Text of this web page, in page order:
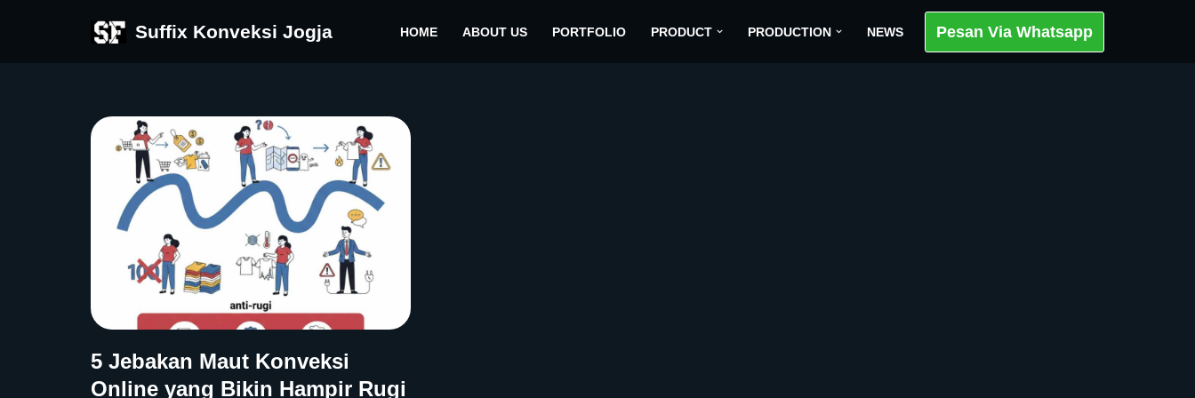
Suffix Konveksi Jogja HOME ABOUT US PORTFOLIO PRODUCT PRODUCTION NEWS Pesan Via Whatsapp
5 Jebakan Maut Konveksi
Online yang Bikin Hampir Rugi